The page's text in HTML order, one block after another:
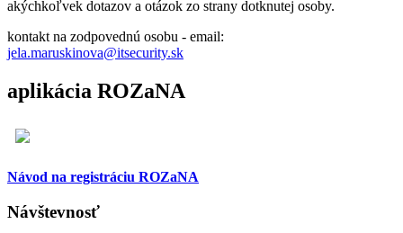
akýchkoľvek dotazov a otázok zo strany dotknutej osoby.
kontakt na zodpovednú osobu - email:
jela.maruskinova@itsecurity.sk
aplikácia ROZaNA
Návod na registráciu ROZaNA
Návštevnosť